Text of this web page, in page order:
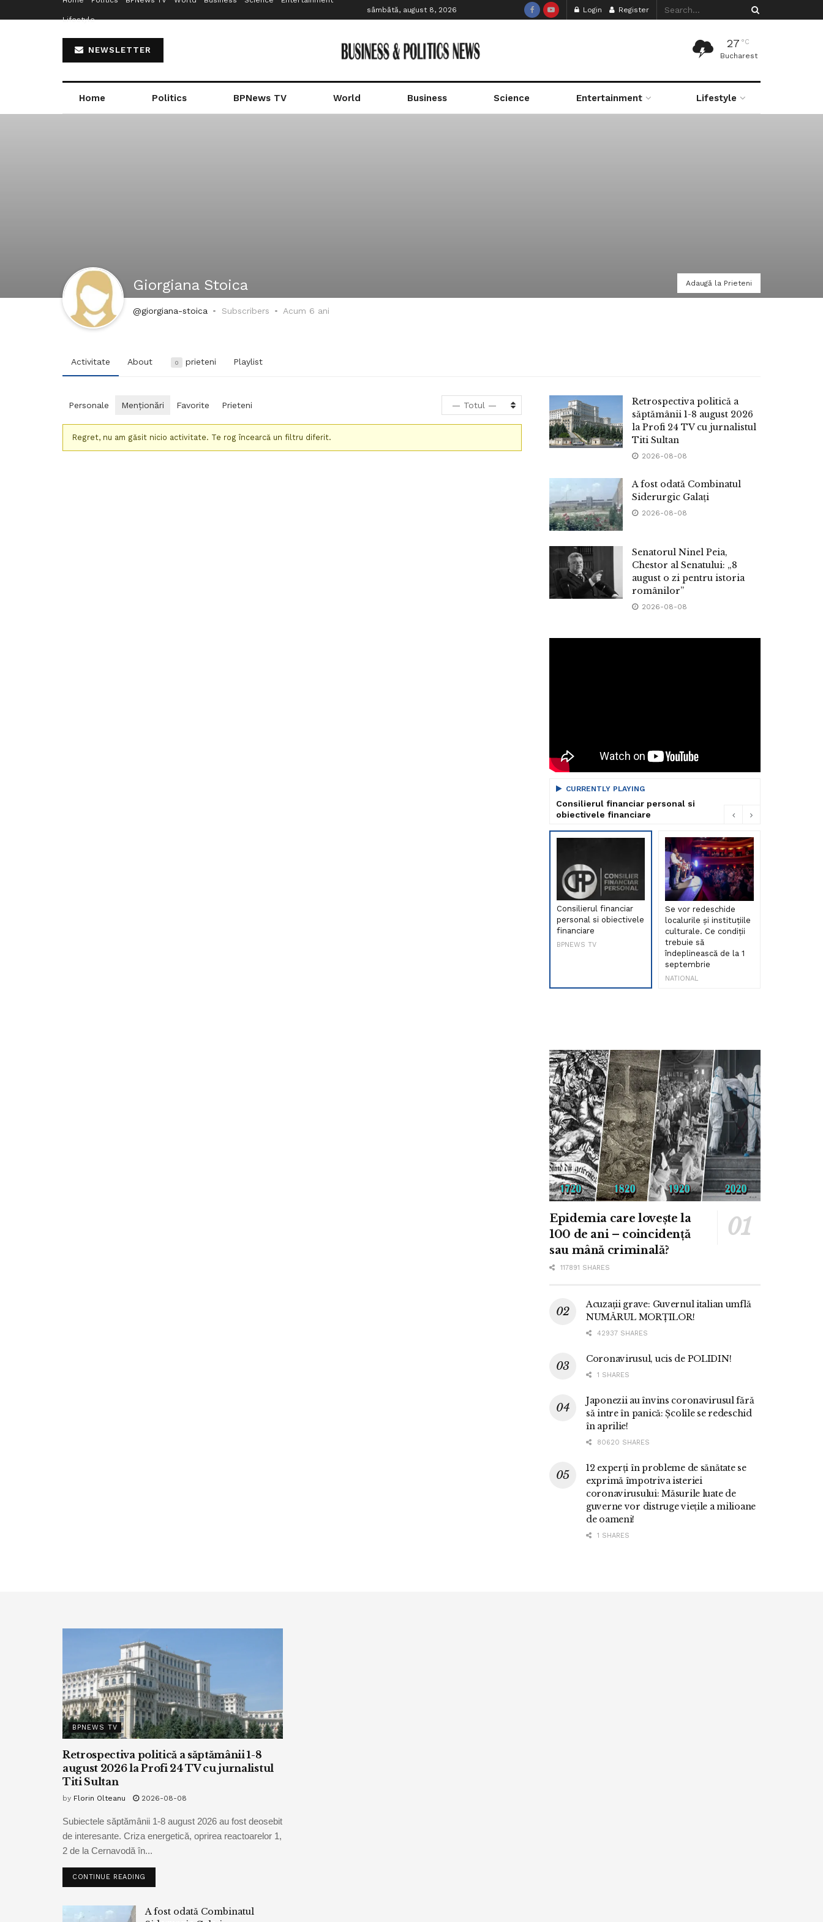
Lifestyle
sâmbătă, august 8, 2026 Login Register
NEWSLETTER
27 °C
Bucharest
Home Politics BPNews TV World Business Science Entertainment Lifestyle
Giorgiana Stoica Adaugă la Prieteni
@giorgiana-stoica Subscribers Acum 6 ani
Activitate About 0 prieteni Playlist
Personale Menționări Favorite Prieteni — Totul —
Regret, nu am găsit nicio activitate. Te rog încearcă un filtru diferit.
Retrospectiva politică a
săptămânii 1-8 august 2026
la Profi 24 TV cu jurnalistul
Titi Sultan
2026-08-08
A fost odată Combinatul
Siderurgic Galați
2026-08-08
Senatorul Ninel Peia,
Chestor al Senatului: „8
august o zi pentru istoria
românilor”
2026-08-08
CURRENTLY PLAYING
Consilierul financiar personal si
obiectivele financiare
Consilierul financiar
personal si obiectivele
financiare
BPNEWS TV
Se vor redeschide
localurile și instituțiile
culturale. Ce condiții
trebuie să
îndeplinească de la 1
septembrie
NATIONAL
Epidemia care lovește la
100 de ani – coincidență
sau mână criminală?
117891 SHARES
Acuzații grave: Guvernul italian umflă
NUMĂRUL MORȚILOR!
42937 SHARES
Coronavirusul, ucis de POLIDIN!
1 SHARES
Japonezii au învins coronavirusul fără
să intre în panică: Școlile se redeschid
în aprilie!
80620 SHARES
12 experți în probleme de sănătate se
exprimă împotriva isteriei
coronavirusului: Măsurile luate de
guverne vor distruge viețile a milioane
de oameni!
1 SHARES
BPNEWS TV
Retrospectiva politică a săptămânii 1-8
august 2026 la Profi 24 TV cu jurnalistul
Titi Sultan
by Florin Olteanu 2026-08-08
Subiectele săptămânii 1-8 august 2026 au fost deosebit
de interesante. Criza energetică, oprirea reactoarelor 1,
2 de la Cernavodă în...
CONTINUE READING
A fost odată Combinatul